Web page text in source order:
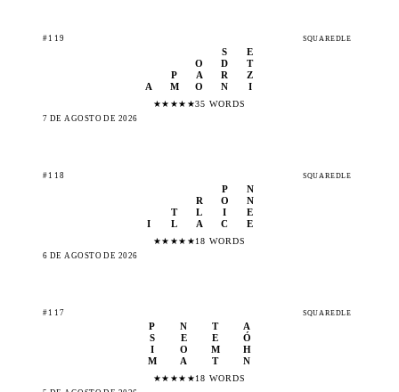
#119 SQUAREDLE
S
E
O
D
T
P
A R
Z
A
M O N I
★★ ★★ ★35 WORDS
7 DE AGOSTO DE 2026
#118 SQUAREDLE
P
N
R
O
N
T
L I
E
I
L A C E
★★ ★★ ★18 WORDS
6 DE AGOSTO DE 2026
#117 SQUAREDLE
P N T
A
S
E E
Ó
I
O M
H
M
A T N
★★ ★★ ★18 WORDS